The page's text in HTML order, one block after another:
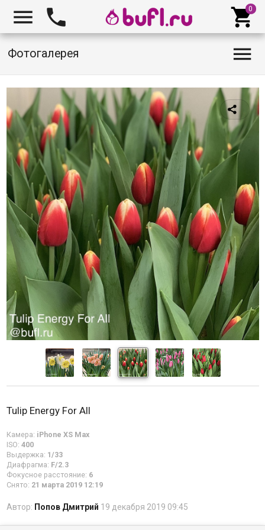
  
Фотогалерея 
Tulip Energy For All
Камера: iPhone XS Max
ISO: 400
Выдержка: 1/33
Диафрагма: F/2.3
Фокусное расстояние: 6
Снято: 21 марта 2019 12:19
Автор: Попов Дмитрий 19 декабря 2019 09:45